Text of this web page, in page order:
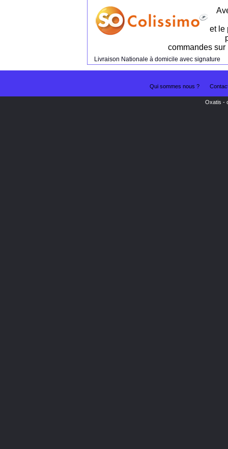
et le
commandes sur
Livraison Nationale à domicile avec signature
Qui sommes nous ?
Oxatis -